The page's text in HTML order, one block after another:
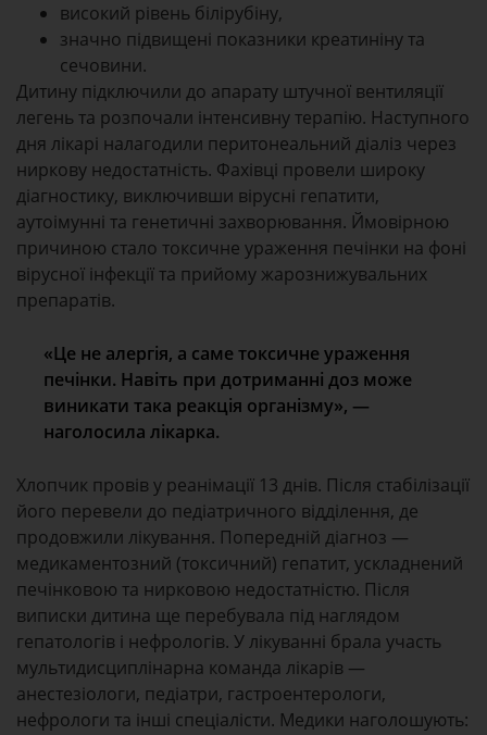
високий рівень білірубіну,
значно підвищені показники креатиніну та
сечовини.
Дитину підключили до апарату штучної вентиляції
легень та розпочали інтенсивну терапію. Наступного
дня лікарі налагодили перитонеальний діаліз через
ниркову недостатність. Фахівці провели широку
діагностику, виключивши вірусні гепатити,
аутоімунні та генетичні захворювання. Ймовірною
причиною стало токсичне ураження печінки на фоні
вірусної інфекції та прийому жарознижувальних
препаратів.
«Це не алергія, а саме токсичне ураження
печінки. Навіть при дотриманні доз може
виникати така реакція організму», —
наголосила лікарка.
Хлопчик провів у реанімації 13 днів. Після стабілізації
його перевели до педіатричного відділення, де
продовжили лікування. Попередній діагноз —
медикаментозний (токсичний) гепатит, ускладнений
печінковою та нирковою недостатністю. Після
виписки дитина ще перебувала під наглядом
гепатологів і нефрологів. У лікуванні брала участь
мультидисциплінарна команда лікарів —
анестезіологи, педіатри, гастроентерологи,
нефрологи та інші спеціалісти. Медики наголошують: